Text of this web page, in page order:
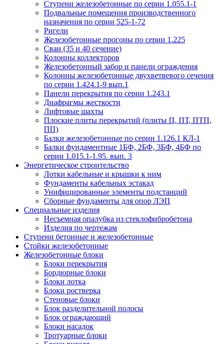
Ступени железобетонные по серии 1.055.1-1
Подвальные помещения производственного
назначения по серии 525-1-72
Ригели
Железобетонные прогоны по серии 1.225
Сваи (35 и 40 сечение)
Колонны коллекторов
Железобетонный забор и панели ограждения
Колонны железобетонные двухветвевого сечения
по серии 1.424.1-9 вып.1
Панели перекрытия по серии 1.243.1
Диафрагмы жесткости
Лифтовые шахты
Плоские плиты перекрытий (плиты П, ПТ, ПТП,
ПП)
Балки железобетонные по серии 1.126.1 КЛ-1
Балки фундаментные 1БФ, 2БФ, 3БФ, 4БФ по
серии 1.015.1-1.95. вып. 3
Энергетическое строительство
Лотки кабельные и крышки к ним
Фундаменты кабельных эстакад
Унифицированные элементы подстанций
Сборные фундаменты для опор ЛЭП
Специальные изделия
Несъемная опалубка из стеклофибробетона
Изделия по чертежам
Ступени бетонные и железобетонные
Стойки железобетонные
Железобетонные блоки
Блоки перекрытия
Бордюрные блоки
Блоки лотка
Блоки ростверка
Стеновые блоки
Блок разделительной полосы
Блок ограждающий
Блоки насадок
Тротуарные блоки